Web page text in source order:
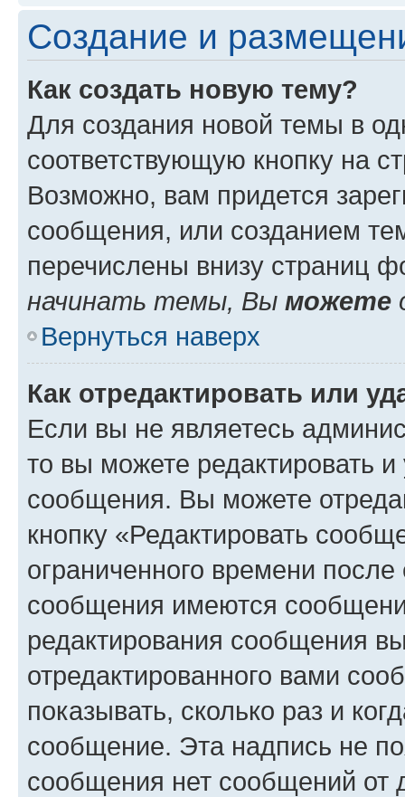
Создание и
Как создать новую тему?
Для создания новой темы в
соответствующую кнопку на
Возможно, вам придется
сообщения, или созданием
перечислены внизу страниц
начинать темы, Вы можете
Вернуться наверх
Как отредактировать или
Если вы не являетесь
то вы можете редактировать
сообщения. Вы можете
кнопку «Редактировать
ограниченного времени
сообщения имеются
редактирования сообщения
отредактированного вами
показывать, сколько раз и
сообщение. Эта надпись не
сообщения нет сообщений от